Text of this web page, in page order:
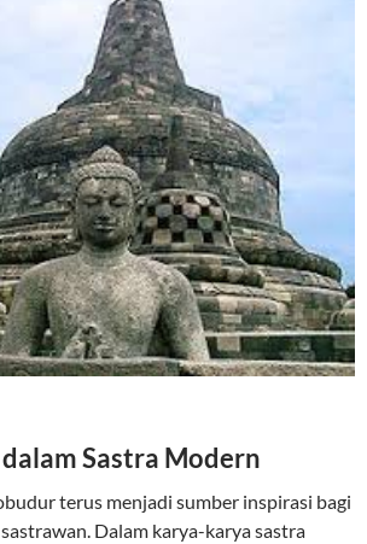
Sastra Modern
terus menjadi sumber inspirasi bagi
Dalam karya-karya sastra